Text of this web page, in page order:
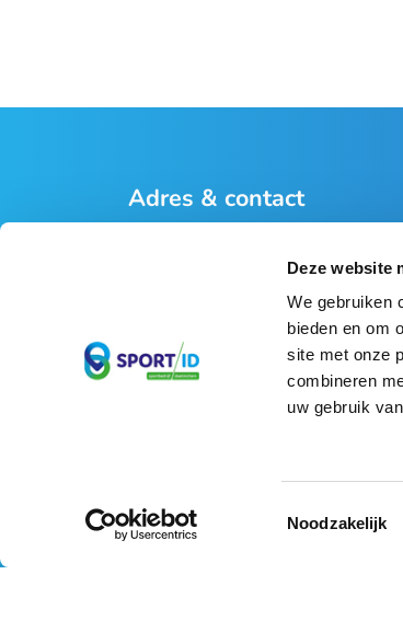
Deze website
We gebruiken
bieden en om
site met onze
combineren
uw gebruik
Noodzakelijk
Adres & contact
(0314) 33 09 91
info@sport-id.nl